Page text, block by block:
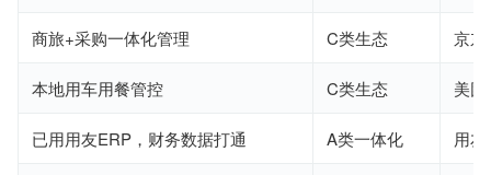
商旅+采购一体化管理 C类生态 京东
本地用车用餐管控 C类生态 美
已用用友ERP，财务数据打通 A类一体化 用